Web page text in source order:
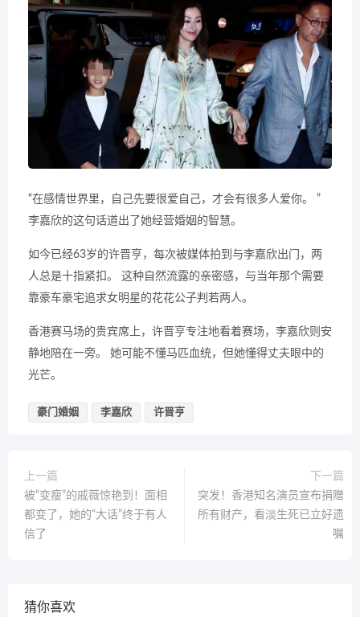
“在感情世界里，自己先要很爱自己，才会有很多人爱你。 ”
李嘉欣的这句话道出了她经营婚姻的智慧。
如今已经63岁的许晋亨，每次被媒体拍到与李嘉欣出门，两
人总是十指紧扣。 这种自然流露的亲密感，与当年那个需要
靠豪车豪宅追求女明星的花花公子判若两人。
香港赛马场的贵宾席上，许晋亨专注地看着赛场，李嘉欣则安
静地陪在一旁。 她可能不懂马匹血统，但她懂得丈夫眼中的
光芒。
豪门婚姻 李嘉欣 许晋亨
上一篇
被“变瘦”的戚薇惊艳到！面相
都变了，她的“大话”终于有人
信了
下一篇
突发！香港知名演员宣布捐赠
所有财产，看淡生死已立好遗
嘱
猜你喜欢